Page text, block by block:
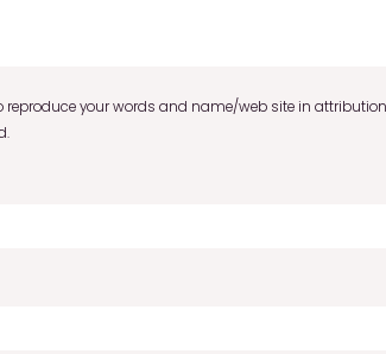
your words and name/web site in